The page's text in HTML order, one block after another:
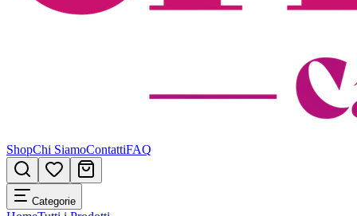
ShopChi SiamoContattiFAQ
Categorie